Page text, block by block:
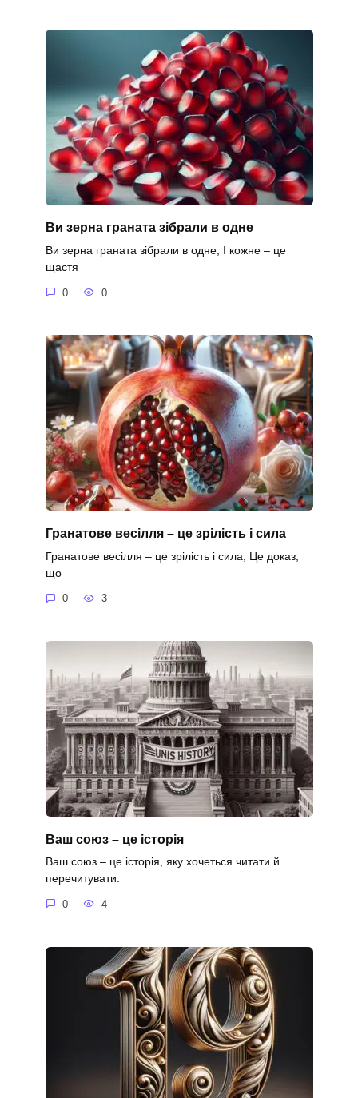
Ви зерна граната зібрали в одне
Ви зерна граната зібрали в одне, І кожне – це
щастя
0 0
Гранатове весілля – це зрілість і сила
Гранатове весілля – це зрілість і сила, Це доказ,
що
0 3
Ваш союз – це історія
Ваш союз – це історія, яку хочеться читати й
перечитувати.
0 4